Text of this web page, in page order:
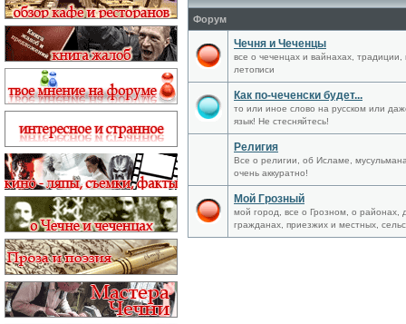
Форум
Чечня и Чеченцы
все о чеченцах и вайнахах, традиции,
летописи
Как по-чеченски будет...
то или иное слово на русском или
язык! Не стесняйтесь!
Религия
Все о религии, об Исламе,
очень аккуратно!
Мой Грозный
мой город, все о Грозном, о районах,
гражданах, приезжих и местных,